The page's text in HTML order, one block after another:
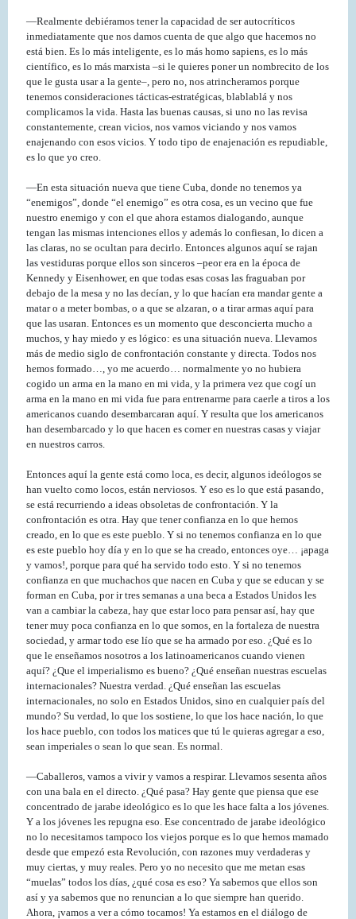
—Realmente debiéramos tener la capacidad de ser autocríticos
inmediatamente que nos damos cuenta de que algo que hacemos no
está bien. Es lo más inteligente, es lo más homo sapiens, es lo más
científico, es lo más marxista –si le quieres poner un nombrecito de los
que le gusta usar a la gente–, pero no, nos atrincheramos porque
tenemos consideraciones tácticas-estratégicas, blablablá y nos
complicamos la vida. Hasta las buenas causas, si uno no las revisa
constantemente, crean vicios, nos vamos viciando y nos vamos
enajenando con esos vicios. Y todo tipo de enajenación es repudiable,
es lo que yo creo.
—En esta situación nueva que tiene Cuba, donde no tenemos ya
“enemigos”, donde “el enemigo” es otra cosa, es un vecino que fue
nuestro enemigo y con el que ahora estamos dialogando, aunque
tengan las mismas intenciones ellos y además lo confiesan, lo dicen a
las claras, no se ocultan para decirlo. Entonces algunos aquí se rajan
las vestiduras porque ellos son sinceros –peor era en la época de
Kennedy y Eisenhower, en que todas esas cosas las fraguaban por
debajo de la mesa y no las decían, y lo que hacían era mandar gente a
matar o a meter bombas, o a que se alzaran, o a tirar armas aquí para
que las usaran. Entonces es un momento que desconcierta mucho a
muchos, y hay miedo y es lógico: es una situación nueva. Llevamos
más de medio siglo de confrontación constante y directa. Todos nos
hemos formado…, yo me acuerdo… normalmente yo no hubiera
cogido un arma en la mano en mi vida, y la primera vez que cogí un
arma en la mano en mi vida fue para entrenarme para caerle a tiros a los
americanos cuando desembarcaran aquí. Y resulta que los americanos
han desembarcado y lo que hacen es comer en nuestras casas y viajar
en nuestros carros.
Entonces aquí la gente está como loca, es decir, algunos ideólogos se
han vuelto como locos, están nerviosos. Y eso es lo que está pasando,
se está recurriendo a ideas obsoletas de confrontación. Y la
confrontación es otra. Hay que tener confianza en lo que hemos
creado, en lo que es este pueblo. Y si no tenemos confianza en lo que
es este pueblo hoy día y en lo que se ha creado, entonces oye… ¡apaga
y vamos!, porque para qué ha servido todo esto. Y si no tenemos
confianza en que muchachos que nacen en Cuba y que se educan y se
forman en Cuba, por ir tres semanas a una beca a Estados Unidos les
van a cambiar la cabeza, hay que estar loco para pensar así, hay que
tener muy poca confianza en lo que somos, en la fortaleza de nuestra
sociedad, y armar todo ese lío que se ha armado por eso. ¿Qué es lo
que le enseñamos nosotros a los latinoamericanos cuando vienen
aquí? ¿Que el imperialismo es bueno? ¿Qué enseñan nuestras escuelas
internacionales? Nuestra verdad. ¿Qué enseñan las escuelas
internacionales, no solo en Estados Unidos, sino en cualquier país del
mundo? Su verdad, lo que los sostiene, lo que los hace nación, lo que
los hace pueblo, con todos los matices que tú le quieras agregar a eso,
sean imperiales o sean lo que sean. Es normal.
—Caballeros, vamos a vivir y vamos a respirar. Llevamos sesenta años
con una bala en el directo. ¿Qué pasa? Hay gente que piensa que ese
concentrado de jarabe ideológico es lo que les hace falta a los jóvenes.
Y a los jóvenes les repugna eso. Ese concentrado de jarabe ideológico
no lo necesitamos tampoco los viejos porque es lo que hemos mamado
desde que empezó esta Revolución, con razones muy verdaderas y
muy ciertas, y muy reales. Pero yo no necesito que me metan esas
“muelas” todos los días, ¿qué cosa es eso? Ya sabemos que ellos son
así y ya sabemos que no renuncian a lo que siempre han querido.
Ahora, ¡vamos a ver a cómo tocamos! Ya estamos en el diálogo de